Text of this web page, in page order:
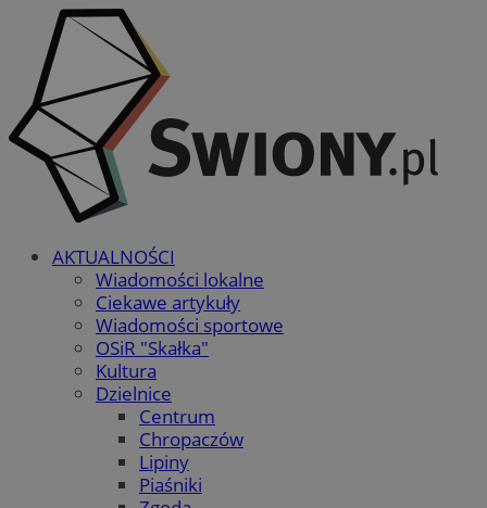
AKTUALNOŚCI
Wiadomości lokalne
Ciekawe artykuły
Wiadomości sportowe
OSiR "Skałka"
Kultura
Dzielnice
Centrum
Chropaczów
Lipiny
Piaśniki